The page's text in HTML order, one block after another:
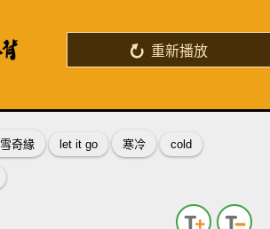
重新播放
沒遇上適合的學習方法呢？
了解詳情
奇緣 let it go 寒冷 cold